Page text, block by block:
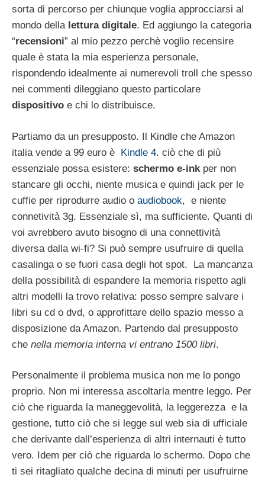
sorta di percorso per chiunque voglia approcciarsi al
mondo dellalettura digitale. Ed aggiungo la categoria
“recensioni” al mio pezzo perchè voglio recensire
quale è stata la mia esperienza personale,
rispondendo idealmente ai numerevoli troll che spesso
nei commenti dileggiano questo particolare
dispositivo e chi lo distribuisce.
Partiamo da un presupposto. Il Kindle che Amazon
italia vende a 99 euro è Kindle 4. ciò che di più
essenziale possa esistere: schermo e-inkper non
stancare gli occhi, niente musica e quindi jack per le
cuffie per riprodurre audio o audiobook, e niente
connetività 3g. Essenziale sì, ma sufficiente. Quanti di
voi avrebbero avuto bisogno di una connettività
diversa dalla wi-fi? Si può sempre usufruire di quella
casalinga o se fuori casa degli hot spot. La mancanza
della possibilità di espandere la memoria rispetto agli
altri modelli la trovo relativa: posso sempre salvare i
libri su cd o dvd, o approfittare dello spazio messo a
disposizione da Amazon. Partendo dal presupposto
che nella memoria interna vi entrano 1500 libri.
Personalmente il problema musica non me lo pongo
proprio. Non mi interessa ascoltarla mentre leggo. Per
ciò che riguarda la maneggevolità, la leggerezza e la
gestione, tutto ciò che si legge sul web sia di ufficiale
che derivante dall’esperienza di altri internauti è tutto
vero. Idem per ciò che riguarda lo schermo. Dopo che
ti sei ritagliato qualche decina di minuti per usufruirne